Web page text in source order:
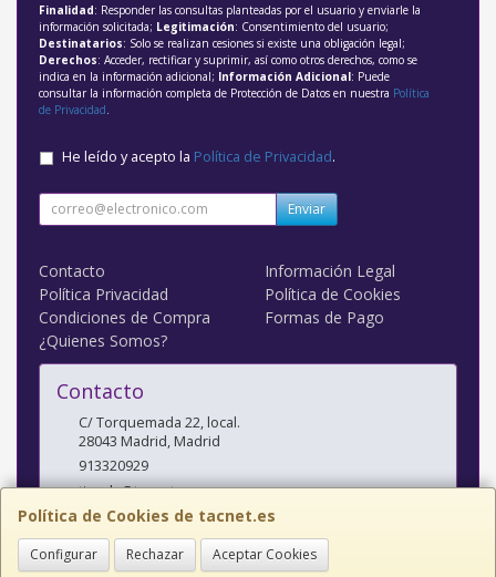
Política de Cookies de tacnet.es
Configurar Rechazar Aceptar Cookies
Finalidad: Responder las consultas planteadas por el usuario y enviarle la
información solicitada; Legitimación: Consentimiento del usuario;
Destinatarios: Solo se realizan cesiones si existe una obligación legal;
Derechos: Acceder, rectificar y suprimir, así como otros derechos, como se
indica en la información adicional; Información Adicional: Puede
consultar la información completa de Protección de Datos en nuestra Política
de Privacidad
He leído y acepto la Política de Privacidad.
Enviar
Contacto
Información Legal
Política Privacidad
Política de Cookies
Condiciones de Compra
Formas de Pago
¿Quienes Somos?
Contacto
C/ Torquemada 22, local.
28043 Madrid,Madrid
913320929
tienda@tacnet.es
Horario